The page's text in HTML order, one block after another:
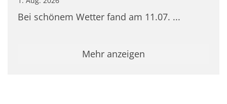
Bei schönem Wetter fand am 11.07. ...
Mehr anzeigen